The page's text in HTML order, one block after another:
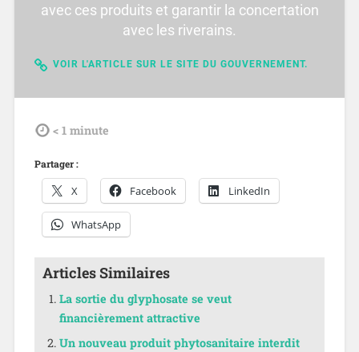
avec ces produits et garantir la concertation
avec les riverains.
VOIR L'ARTICLE SUR LE SITE DU GOUVERNEMENT.
tdl < 1 minute
Partager :
X Facebook LinkedIn
WhatsApp
Articles Similaires
La sortie du glyphosate se veut
financièrement attractive
Un nouveau produit phytosanitaire interdit